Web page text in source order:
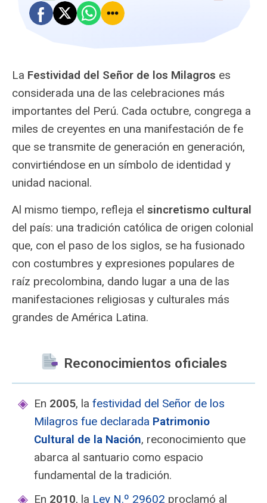
La Festividad del Señor de los Milagros es
considerada una de las celebraciones más
importantes del Perú. Cada octubre, congrega a
miles de creyentes en una manifestación de fe
que se transmite de generación en generación,
convirtiéndose en un símbolo de identidad y
unidad nacional.
Al mismo tiempo, refleja el sincretismo cultural
del país: una tradición católica de origen colonial
que, con el paso de los siglos, se ha fusionado
con costumbres y expresiones populares de
raíz precolombina, dando lugar a una de las
manifestaciones religiosas y culturales más
grandes de América Latina.
Reconocimientos oficiales
En 2005, la festividad del Señor de los
Milagros fue declarada Patrimonio
Cultural de la Nación, reconocimiento que
abarca al santuario como espacio
fundamental de la tradición.
En 2010, la Ley N.º 29602 proclamó al